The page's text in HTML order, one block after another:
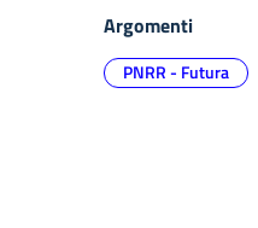
Argomenti
PNRR - Futura